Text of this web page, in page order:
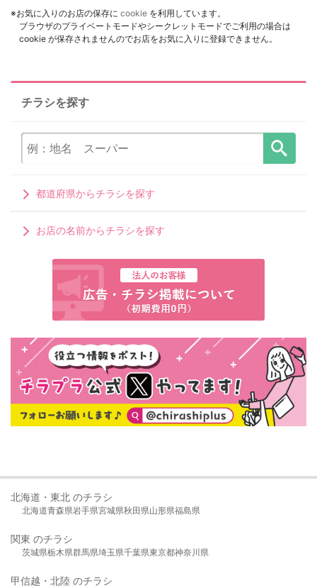
※お気に入りのお店の保存に cookie を利用しています。
ブラウザのプライベートモードやシークレットモードでご利用の場合は
cookie が保存されませんのでお店をお気に入りに登録できません。
チラシを探す
都道府県からチラシを探す
お店の名前からチラシを探す
北海道・東北 のチラシ
北海道青森県岩手県宮城県秋田県山形県福島県
関東 のチラシ
茨城県栃木県群馬県埼玉県千葉県東京都神奈川県
甲信越・北陸 のチラシ